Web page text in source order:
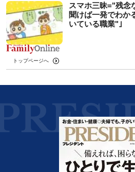
スマホ三昧="残
聞けば一発でわか
いている職業"｣
トップページへ